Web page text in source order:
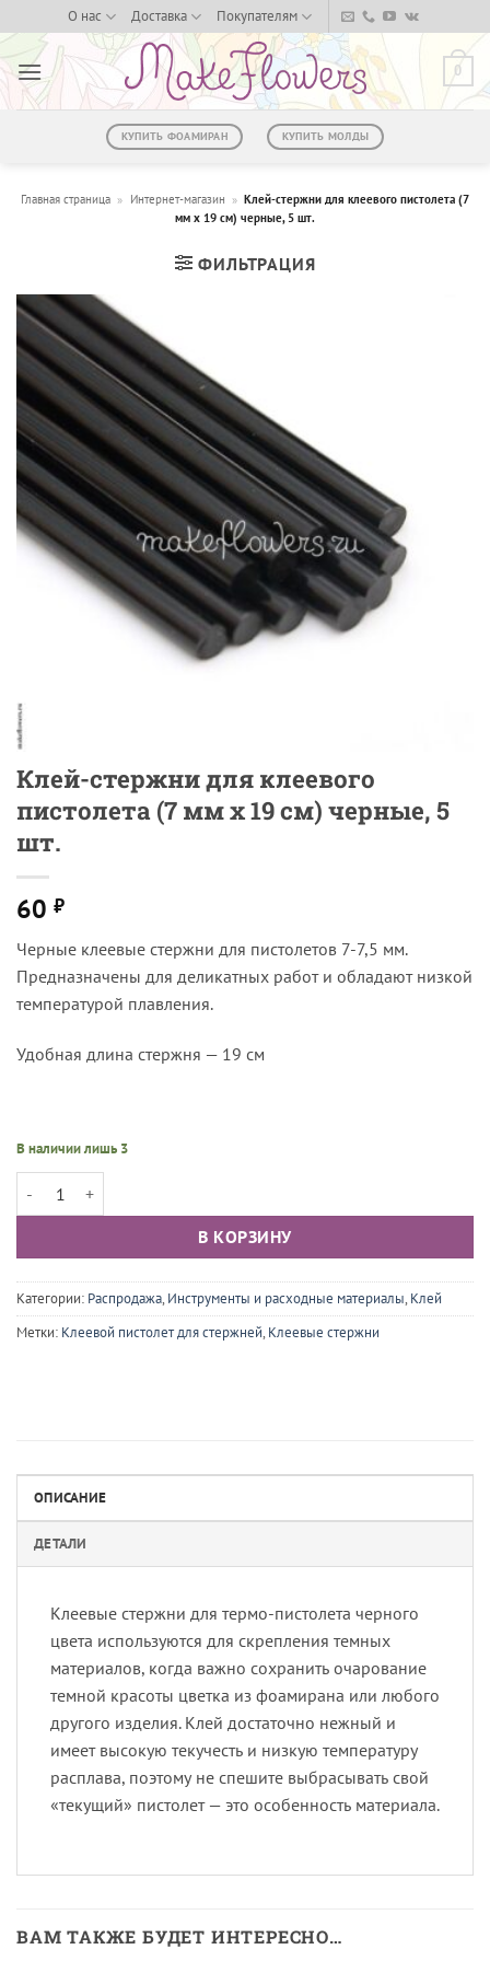
to
content
О нас Доставка Покупателям
0
КУПИТЬ ФОАМИРАН КУПИТЬ МОЛДЫ
Главная страница » Интернет-магазин » Клей-стержни для клеевого пистолета (7
мм х 19 см) черные, 5 шт.
ФИЛЬТРАЦИЯ
Клей-стержни для клеевого
пистолета (7 мм х 19 см) черные, 5
шт.
60 ₽
Черные клеевые стержни для пистолетов 7-7,5 мм.
Предназначены для деликатных работ и обладают низкой
температурой плавления.
Удобная длина стержня — 19 см
В наличии лишь 3
Количество товара Клей-стержни для клеевого пистолета (7 мм х
В КОРЗИНУ
Категории: Распродажа, Инструменты и расходные материалы, Клей
Метки: Клеевой пистолет для стержней, Клеевые стержни
ОПИСАНИЕ
ДЕТАЛИ
Клеевые стержни для термо-пистолета черного
цвета используются для скрепления темных
материалов, когда важно сохранить очарование
темной красоты цветка из фоамирана или любого
другого изделия. Клей достаточно нежный и
имеет высокую текучесть и низкую температуру
расплава, поэтому не спешите выбрасывать свой
«текущий» пистолет — это особенность материала.
ВАМ ТАКЖЕ БУДЕТ ИНТЕРЕСНО…